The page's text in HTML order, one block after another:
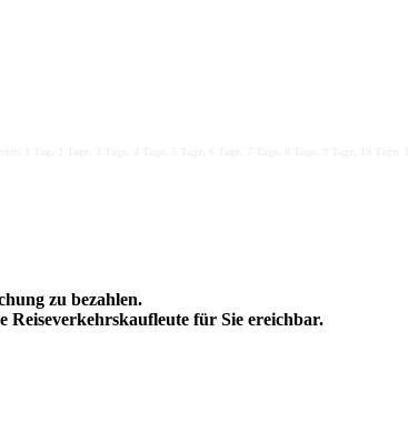
zu bezahlen.
Reiseverkehrskaufleute für Sie ereichbar.